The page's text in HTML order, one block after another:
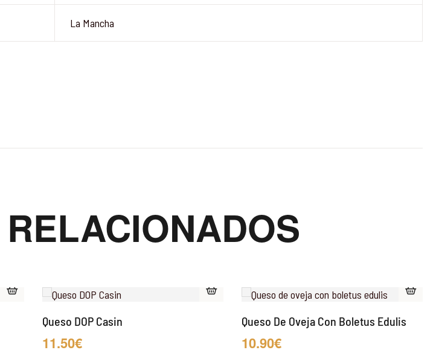
La Mancha
Queso DOP Casin
11.50€
Queso De Oveja Con Boletus Edulis
10.90€